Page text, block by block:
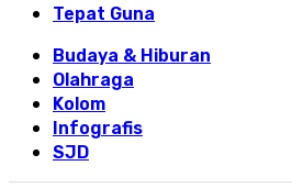
Tepat Guna
Budaya & Hiburan
Olahraga
Kolom
Infografis
SJD